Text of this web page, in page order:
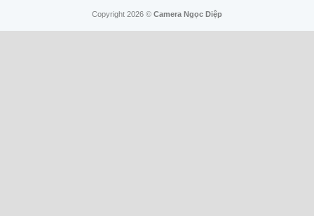
Copyright 2026 © Camera Ngọc Diệp